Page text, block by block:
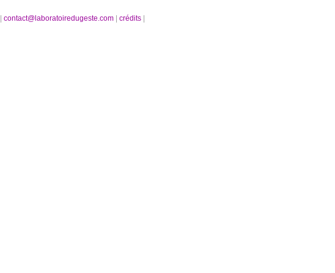
contact@laboratoiredugeste.com crédits